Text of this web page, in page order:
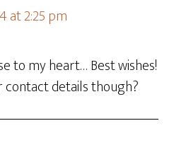
at 2:25 pm
to my heart… Best wishes!
details though?